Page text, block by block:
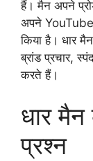
हैं। मैन अपने
अपने YouTube
किया है। धार
ब्रांड प्रचार,
करते हैं।
धार
प्रश्न